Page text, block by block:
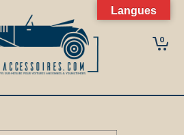
0
Langues